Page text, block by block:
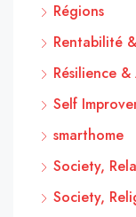
Régions
Rentabilité
Résilience
Self
smarthome
Society,
Society,